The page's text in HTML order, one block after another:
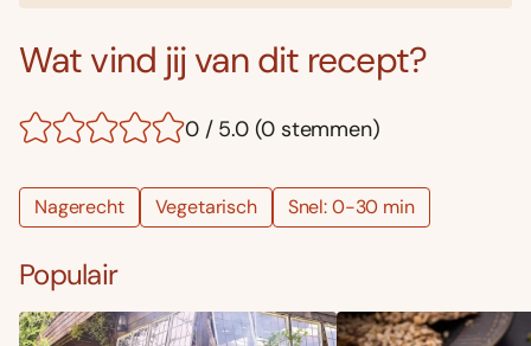
Wat vind jij van dit recept?
0 / 5.0 (0 stemmen)
Nagerecht Vegetarisch Snel: 0-30 min
Populair